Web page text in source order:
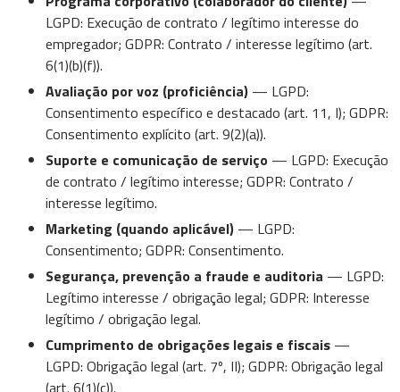
LGPD: Execução de contrato / legítimo interesse do
empregador; GDPR: Contrato / interesse legítimo (art.
6(1)(b)(f)).
Avaliação por voz (proficiência) — LGPD:
Consentimento específico e destacado (art. 11, I); GDPR:
Consentimento explícito (art. 9(2)(a)).
Suporte e comunicação de serviço — LGPD: Execução
de contrato / legítimo interesse; GDPR: Contrato /
interesse legítimo.
Marketing (quando aplicável) — LGPD:
Consentimento; GDPR: Consentimento.
Segurança, prevenção a fraude e auditoria — LGPD:
Legítimo interesse / obrigação legal; GDPR: Interesse
legítimo / obrigação legal.
Cumprimento de obrigações legais e fiscais —
LGPD: Obrigação legal (art. 7º, II); GDPR: Obrigação legal
(art. 6(1)(c)).